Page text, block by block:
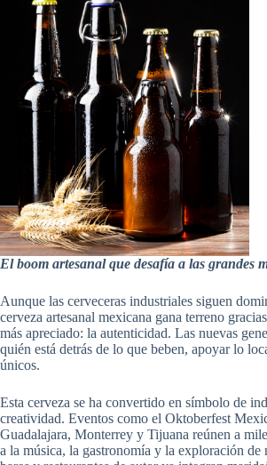
El boom artesanal que desafía a las grandes
Aunque las cerveceras industriales siguen
cerveza artesanal mexicana gana terreno
más apreciado: la autenticidad. Las nuevas
quién está detrás de lo que beben, apoyar lo
únicos.
Esta cerveza se ha convertido en símbolo de
creatividad. Eventos como el Oktoberfest
Guadalajara, Monterrey y Tijuana reúnen a
a la música, la gastronomía y la exploración de